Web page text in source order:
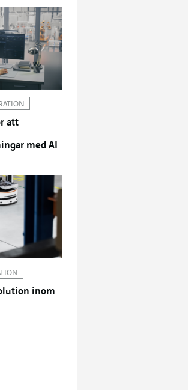
att
med AI
inom